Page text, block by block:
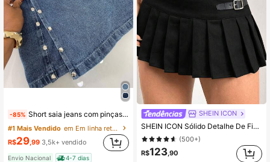
-85% Short saia jeans com pinças brilho 100% jeans sintura alta elegante 2026
#1 Mais Vendido
em Em linha reta Saias do dia a dia
R$29,99 3,5k+ vendido
Envio Nacional 4-7 dias
SHEIN ICON
SHEIN ICON Sólido Detalhe De Fivela Saia Plissada
(500+)
R$123,90